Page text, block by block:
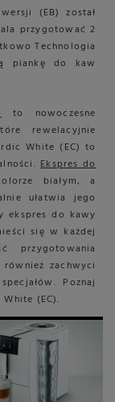
(EB) został
przygotować 2
Technologia
piankę do kaw
to nowoczesne
rewelacyjnie
White (EC) to
Ekspres do
białym, a
ułatwia jego
ekspres do kawy
się w każdej
przygotowania
zachwyci
Poznaj
(EC).